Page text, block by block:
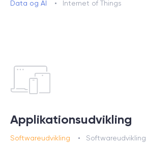
Data og AI Internet of Things
Applikationsudvikling
Softwareudvikling Softwareudvikling